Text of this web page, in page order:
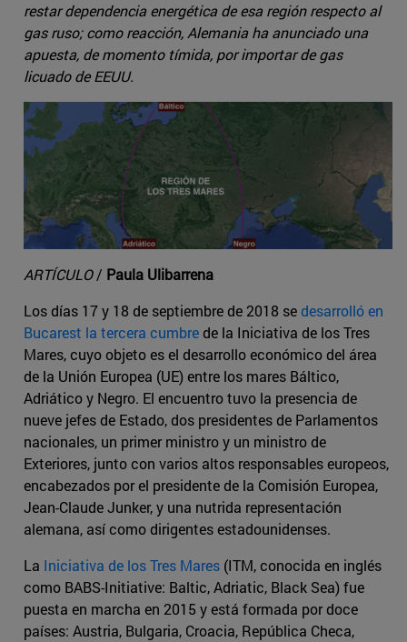
restar dependencia energética de esa región respecto al
gas ruso; como reacción, Alemania ha anunciado una
apuesta, de momento tímida, por importar de gas
licuado de EEUU.
ARTÍCULO/ Paula Ulibarrena
Los días 17 y 18 de septiembre de 2018 sedesarrolló en
Bucarest la tercera cumbrede la Iniciativa de los Tres
Mares, cuyo objeto es el desarrollo económico del área
de la Unión Europea (UE) entre los mares Báltico,
Adriático y Negro. El encuentro tuvo la presencia de
nueve jefes de Estado, dos presidentes de Parlamentos
nacionales, un primer ministro y un ministro de
Exteriores, junto con varios altos responsables europeos,
encabezados por el presidente de la Comisión Europea,
Jean-Claude Junker, y una nutrida representación
alemana, así como dirigentes estadounidenses.
La Iniciativa de los Tres Mares (ITM, conocida en inglés
como BABS-Initiative: Baltic, Adriatic, Black Sea) fue
puesta en marcha en 2015 y está formada por doce
países: Austria, Bulgaria, Croacia, República Checa,